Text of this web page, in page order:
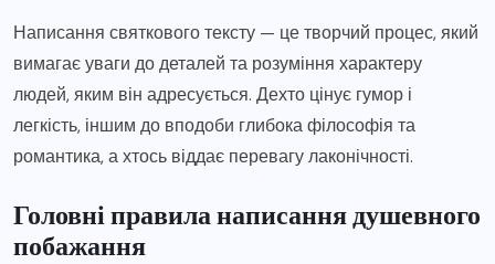
Написання святкового тексту — це творчий процес, який
вимагає уваги до деталей та розуміння характеру
людей, яким він адресується. Дехто цінує гумор і
легкість, іншим до вподоби глибока філософія та
романтика, а хтось віддає перевагу лаконічності.
Головні правила написання душевного
побажання